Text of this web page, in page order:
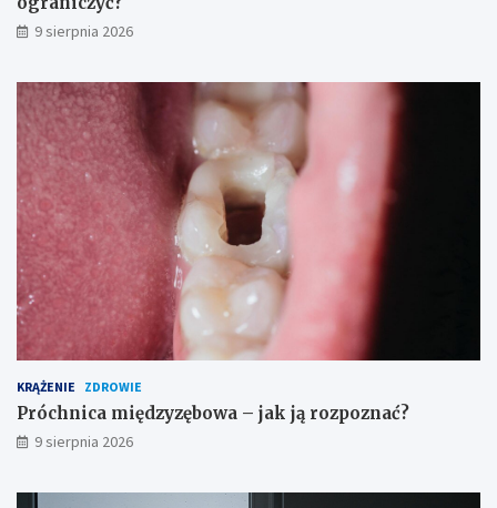
i
o
r
o
ż
n
o
ś
c
i
9 sierpnia 2026
KRĄŻENIE ZDROWIE
Próchnica międzyzębowa – jak ją rozpoznać?
9 sierpnia 2026